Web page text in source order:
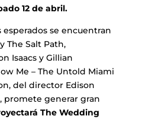
12 de abril.
se encuentran
The Salt Path,
Isaacs y Gillian
Me – The Untold Miami
del director Edison
promete generar gran
The Wedding